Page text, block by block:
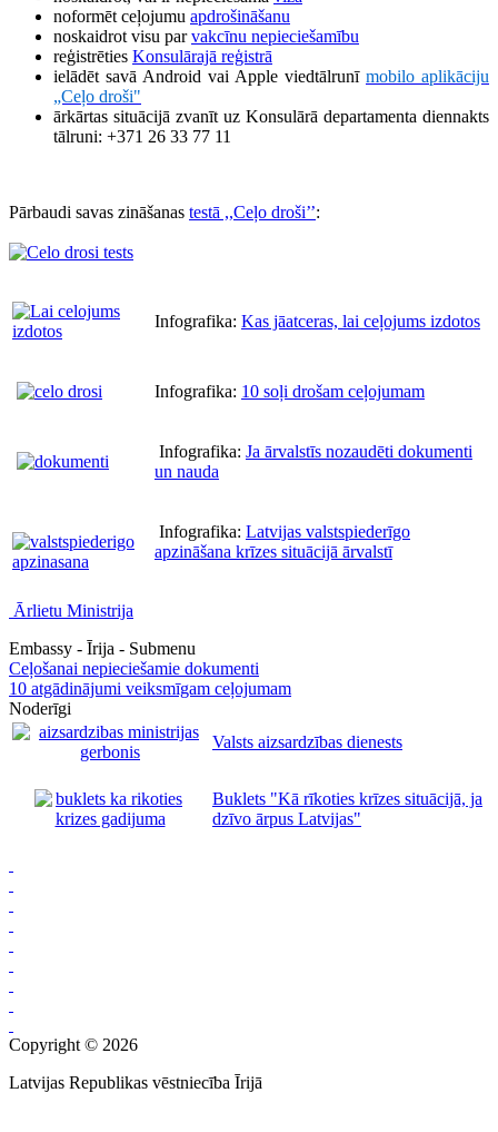
noformēt ceļojumu apdrošināšanu
noskaidrot visu parvakcīnu nepieciešamību
reģistrēties Konsulārajā reģistrā
ielādēt savā Android vai Apple viedtālrunī mobilo aplikāciju
„Ceļo droši"
ārkārtas situācijā zvanīt uz Konsulārā departamenta diennakts
tālruni: +371 26 33 77 11
Pārbaudi savas zināšanas testā ,,Ceļo droši’’:
Infografika: Kas jāatceras, lai ceļojums izdotos
Infografika: 10 soļi drošam ceļojumam
Infografika: Ja ārvalstīs nozaudēti dokumenti
un nauda
Infografika: Latvijas valstspiederīgo
apzināšana krīzes situācijā ārvalstī
Ārlietu Ministrija
Embassy - Īrija - Submenu
Ceļošanai nepieciešamie dokumenti
10 atgādinājumi veiksmīgam ceļojumam
Noderīgi
Valsts aizsardzības dienests
Buklets "Kā rīkoties krīzes situācijā, ja
dzīvo ārpus Latvijas"
Copyright © 2026
Latvijas Republikas vēstniecība Īrijā